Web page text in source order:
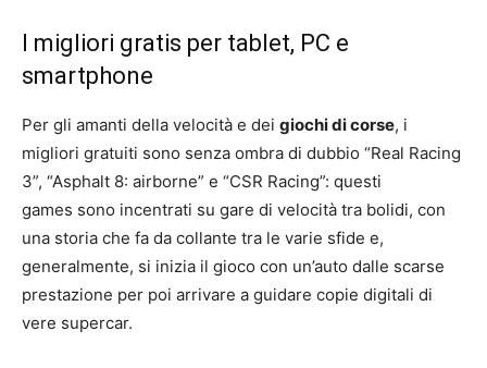
I migliori gratis per tablet, PC e
smartphone
Per gli amanti della velocità e dei giochi di corse, i
migliori gratuiti sono senza ombra di dubbio “Real Racing
3”, “Asphalt 8: airborne” e “CSR Racing”: questi
games sono incentrati su gare di velocità tra bolidi, con
una storia che fa da collante tra le varie sfide e,
generalmente, si inizia il gioco con un’auto dalle scarse
prestazione per poi arrivare a guidare copie digitali di
vere supercar.